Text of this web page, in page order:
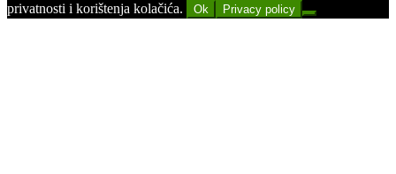
privatnosti i korištenja kolačića. Ok Privacy policy